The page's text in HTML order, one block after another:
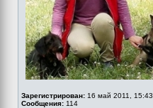
Зарегистрирован: 16 май 2011, 15:43
Сообщения: 114